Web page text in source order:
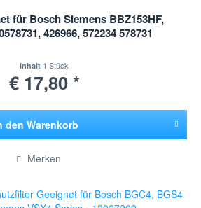
für Bosch Siemens BBZ153HF,
426966, 572234 578731
Inhalt 1 Stück
€ 17,80 *
den Warenkorb
Hinzugefügt
Merken